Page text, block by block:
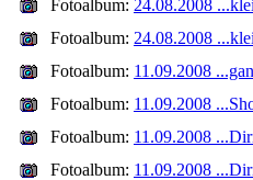
Fotoalbum: 24.08.2008
Fotoalbum: 24.08.2008
Fotoalbum: 11.09.2008
Fotoalbum: 11.09.2008
Fotoalbum: 11.09.2008
Fotoalbum: 11.09.2008